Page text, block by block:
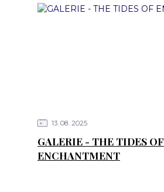
13 08 2025
GALERIE - THE TIDES OF
ENCHANTMENT